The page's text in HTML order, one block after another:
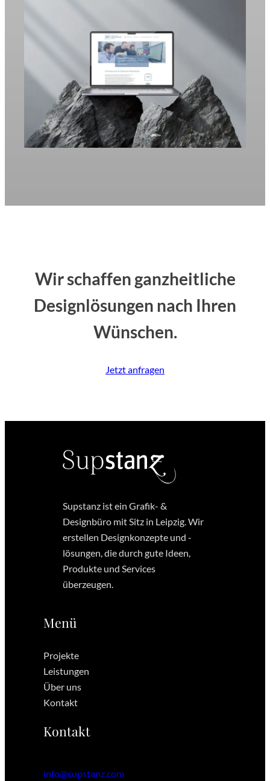
Wir schaffen ganzheitliche
Designlösungen nach Ihren
Wünschen.
Jetzt anfragen
Supstanz ist ein Grafik- &
Designbüro mit Sitz in Leipzig. Wir
erstellen Designkonzepte und -
lösungen, die durch gute Ideen,
Produkte und Services
überzeugen.
Menü
Projekte
Leistungen
Über uns
Kontakt
Kontakt
info@supstanz.com